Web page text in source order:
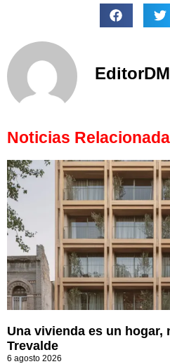
Noticias
Una vivienda es un hogar,
Trevalde
6 agosto 2026